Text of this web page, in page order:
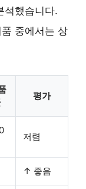
석했습니다.
중에서는 상
평가
저렴
↑ 좋음